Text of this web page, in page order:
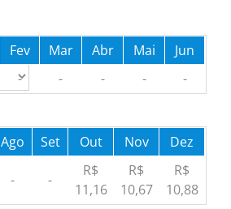
Fev Mar Abr Mai
Jun
- - - - -
Ago Set Out Nov Dez
- -
R$
11,16
R$
10,67
R$
10,88